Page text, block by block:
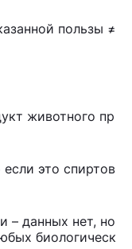
пользы ≠
животного пр
если это спиртов
– данных нет, но
биологическ